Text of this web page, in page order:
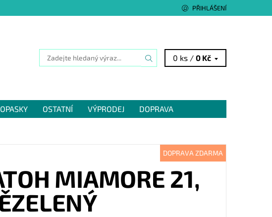
PŘIHLÁŠENÍ
0 ks /0 Kč
OPASKY OSTATNÍ VÝPRODEJ
DOPRAVA
DOPRAVA ZDARMA
MIAMORE 21,